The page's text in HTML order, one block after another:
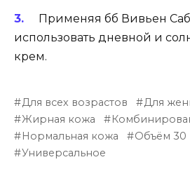
Применяя бб Вивьен
использовать дневной и
крем.
Для всех возрастов
Для
Жирная кожа
Нормальная кожа
Объём 30
Универсальное